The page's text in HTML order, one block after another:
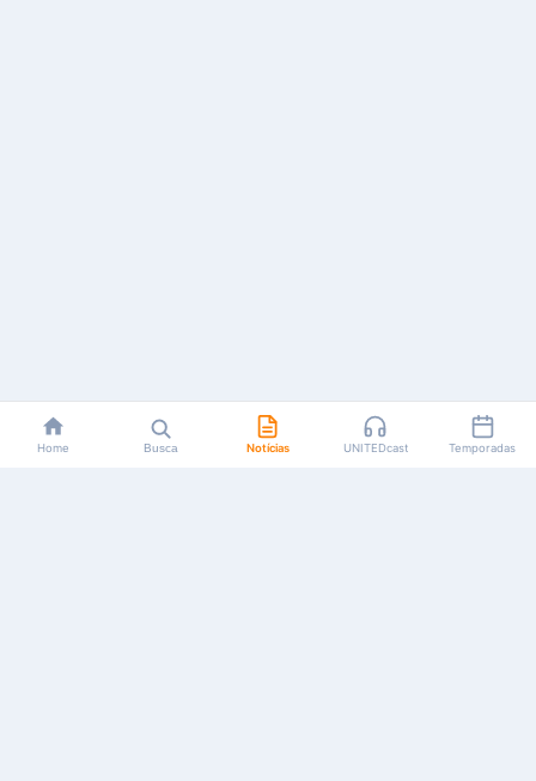
Home Busca Notícias UNITEDcast Temporadas